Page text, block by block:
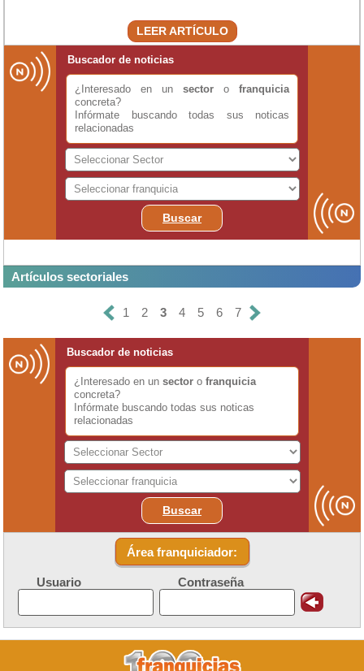
LEER ARTÍCULO
Buscador de noticias
¿Interesado en un sector o franquicia
concreta?
Infórmate buscando todas sus noticas
relacionadas
Buscar
Artículos sectoriales
1 2 3 4 5 6 7
Buscador de noticias
¿Interesado en un sector o franquicia
concreta?
Infórmate buscando todas sus noticas
relacionadas
Buscar
Área franquiciador:
Usuario Contraseña